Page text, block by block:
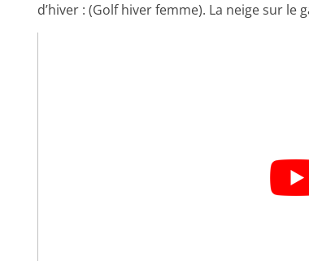
d’hiver : (Golf hiver femme). La neige sur le